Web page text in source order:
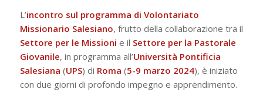
L’incontro sul programma di Volontariato
Missionario Salesiano, frutto della collaborazione tra il
Settore per le Missioni e il Settore per la Pastorale
Giovanile, in programma all’Università Pontificia
Salesiana (UPS) di Roma (5-9 marzo 2024), è iniziato
con due giorni di profondo impegno e apprendimento.